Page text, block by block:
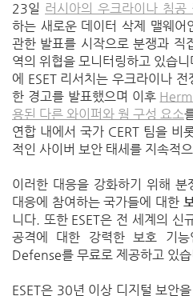
23일 러시아의 우크라이나 침공
하는 새로운 데이터 삭제 맬웨어
관한 발표를 시작으로 분쟁과 직
역의 위협을 모니터링하고 있습니
에 ESET 리서치는 우크라이나 전
한 경고를 발표했으며 이후
용된 다른 와이퍼와 웜 구성 요소
연합 내에서 국가CERT 팀을 비
적인 사이버 보안 태세를 지속적
이러한 대응을 강화하기 위해 분
대응에 참여하는 국가들에 대한
니다. 또한 ESET은 전 세계의 신
공격에 대한 강력한 보호 기능
Defense를 무료로 제공하고 있
ESET은 30년 이상 디지털 보안